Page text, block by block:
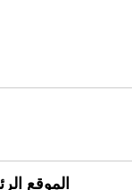
الموقع